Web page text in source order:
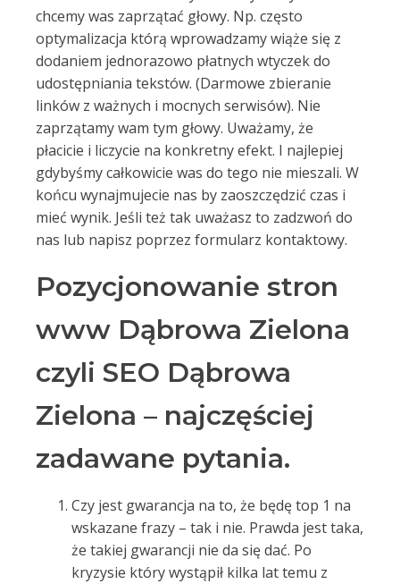
chcemy was zaprzątać głowy. Np. często
optymalizacja którą wprowadzamy wiąże się z
dodaniem jednorazowo płatnych wtyczek do
udostępniania tekstów. (Darmowe zbieranie
linków z ważnych i mocnych serwisów). Nie
zaprzątamy wam tym głowy. Uważamy, że
płacicie i liczycie na konkretny efekt. I najlepiej
gdybyśmy całkowicie was do tego nie mieszali. W
końcu wynajmujecie nas by zaoszczędzić czas i
mieć wynik. Jeśli też tak uważasz to zadzwoń do
nas lub napisz poprzez formularz kontaktowy.
Pozycjonowanie stron
www Dąbrowa Zielona
czyli SEO Dąbrowa
Zielona – najczęściej
zadawane pytania.
Czy jest gwarancja na to, że będę top 1 na
wskazane frazy – tak i nie. Prawda jest taka,
że takiej gwarancji nie da się dać. Po
kryzysie który wystąpił kilka lat temu z